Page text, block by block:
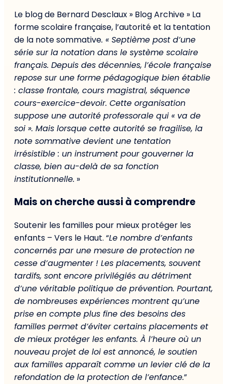
Le blog de Bernard Desclaux » Blog Archive » La
forme scolaire française, l’autorité et la tentation
de la note sommative. « Septième post d’une
série sur la notation dans le système scolaire
français. Depuis des décennies, l’école française
repose sur une forme pédagogique bien établie
: classe frontale, cours magistral, séquence
cours-exercice-devoir. Cette organisation
suppose une autorité professorale qui « va de
soi ». Mais lorsque cette autorité se fragilise, la
note sommative devient une tentation
irrésistible : un instrument pour gouverner la
classe, bien au-delà de sa fonction
institutionnelle. »
Mais on cherche aussi à comprendre
Soutenir les familles pour mieux protéger les
enfants – Vers le Haut. “Le nombre d’enfants
concernés par une mesure de protection ne
cesse d’augmenter ! Les placements, souvent
tardifs, sont encore privilégiés au détriment
d’une véritable politique de prévention. Pourtant,
de nombreuses expériences montrent qu’une
prise en compte plus fine des besoins des
familles permet d’éviter certains placements et
de mieux protéger les enfants. À l’heure où un
nouveau projet de loi est annoncé, le soutien
aux familles apparaît comme un levier clé de la
refondation de la protection de l’enfance.”